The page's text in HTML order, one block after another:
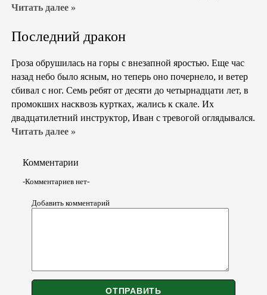
Читать далее »
Последний дракон
Гроза обрушилась на горы с внезапной яростью. Еще час
назад небо было ясным, но теперь оно почернело, и ветер
сбивал с ног. Семь ребят от десяти до четырнадцати лет, в
промокших насквозь куртках, жались к скале. Их
двадцатилетний инструктор, Иван с тревогой оглядывался.
Читать далее »
Комментарии
-Комментариев нет-
Добавить комментарий